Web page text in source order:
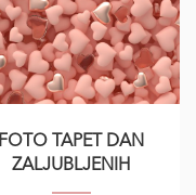
FOTO TAPET DAN
ZALJUBLJENIH